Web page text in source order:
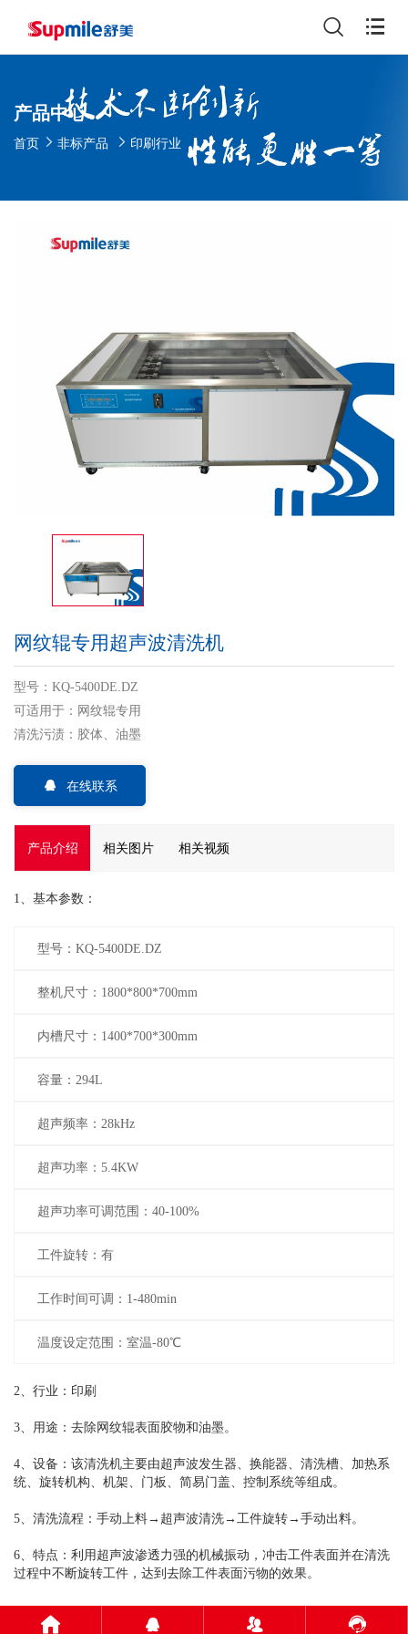
产品中心
首页 非标产品 印刷行业
网纹辊专用超声波清洗机
型号：KQ-5400DE.DZ
可适用于：网纹辊专用
清洗污渍：胶体、油墨
在线联系
产品介绍 相关图片 相关视频
1、基本参数：
型号：KQ-5400DE.DZ
整机尺寸：1800*800*700mm
内槽尺寸：1400*700*300mm
容量：294L
超声频率：28kHz
超声功率：5.4KW
超声功率可调范围：40-100%
工件旋转：有
工作时间可调：1-480min
温度设定范围：室温-80℃
2、行业：印刷
3、用途：去除网纹辊表面胶物和油墨。
4、设备：该清洗机主要由超声波发生器、换能器、清洗槽、加热系
统、旋转机构、机架、门板、简易门盖、控制系统等组成。
5、清洗流程：手动上料→超声波清洗→工件旋转→手动出料。
6、特点：利用超声波渗透力强的机械振动，冲击工件表面并在清洗
过程中不断旋转工件，达到去除工件表面污物的效果。